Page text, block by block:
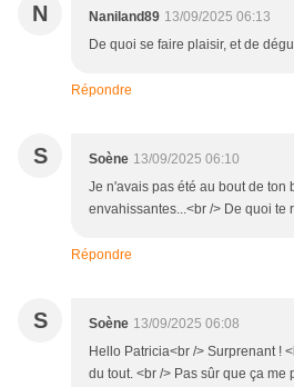
N Naniland89 13/09/2025 06:13
De quoi se faire plaisir, et de
Répondre
S Soène 13/09/2025 06:10
Je n'avais pas été au bout de ton
envahissantes...<br /> De quoi te
Répondre
S Soène 13/09/2025 06:08
Hello Patricia<br /> Surprenant !
du tout. <br /> Pas sûr que ça me